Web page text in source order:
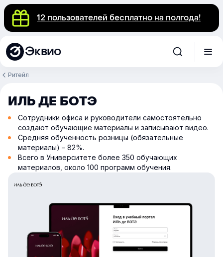
12 пользователей бесплатно на полгода!
Эквио
Ритейл
ИЛЬ ДЕ БОТЭ
Сотрудники офиса и руководители самостоятельно
создают обучающие материалы и записывают видео.
Средняя обученность розницы (обязательные
материалы) – 82%.
Всего в Университете более 350 обучающих
материалов, около 100 программ обучения.